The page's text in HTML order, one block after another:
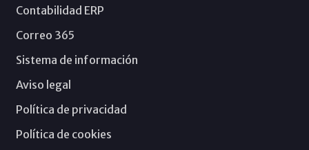
Contabilidad ERP
Correo 365
Sistema de información
Aviso legal
Política de privacidad
Política de cookies